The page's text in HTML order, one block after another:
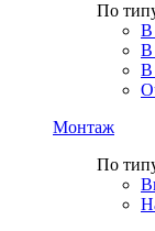
По
В
В
В
Монтаж
По